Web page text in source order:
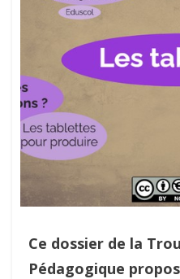
Ce dossier de la
Pédagogique